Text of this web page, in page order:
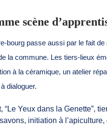
scène
bourg passe aussi par le fait
la commune. Les tiers-lieux
à la céramique, un atelier
dialoguer.
“Le Yeux dans la Genette”,
initiation à